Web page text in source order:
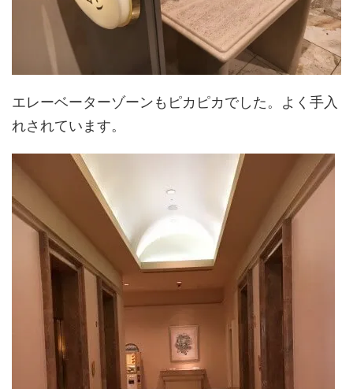
エレーベーターゾーンもピカピカでした。よく手入
れされています。